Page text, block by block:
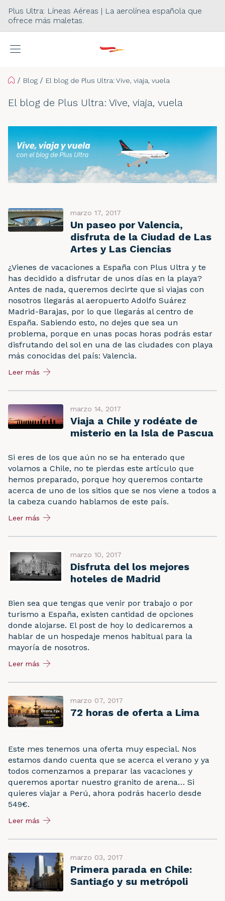
Plus Ultra: Líneas Aéreas | La aerolínea española que
ofrece más maletas.
Home
Blog El blog de Plus Ultra: Vive, viaja, vuela
El blog de Plus Ultra: Vive, viaja, vuela
marzo 17, 2017
Un paseo por Valencia,
disfruta de la Ciudad de Las
Artes y Las Ciencias
¿Vienes de vacaciones a España con Plus Ultra y te
has decidido a disfrutar de unos días en la playa?
Antes de nada, queremos decirte que si viajas con
nosotros llegarás al aeropuerto Adolfo Suárez
Madrid-Barajas, por lo que llegarás al centro de
España. Sabiendo esto, no dejes que sea un
problema, porque en unas pocas horas podrás estar
disfrutando del sol en una de las ciudades con playa
más conocidas del país: Valencia.
Leer más
marzo 14, 2017
Viaja a Chile y rodéate de
misterio en la Isla de Pascua
Si eres de los que aún no se ha enterado que
volamos a Chile, no te pierdas este artículo que
hemos preparado, porque hoy queremos contarte
acerca de uno de los sitios que se nos viene a todos a
la cabeza cuando hablamos de este país.
Leer más
marzo 10, 2017
Disfruta del los mejores
hoteles de Madrid
Bien sea que tengas que venir por trabajo o por
turismo a España, existen cantidad de opciones
donde alojarse. El post de hoy lo dedicaremos a
hablar de un hospedaje menos habitual para la
mayoría de nosotros.
Leer más
marzo 07, 2017
72 horas de oferta a Lima
Este mes tenemos una oferta muy especial. Nos
estamos dando cuenta que se acerca el verano y ya
todos comenzamos a preparar las vacaciones y
queremos aportar nuestro granito de arena… Si
quieres viajar a Perú, ahora podrás hacerlo desde
549€.
Leer más
marzo 03, 2017
Primera parada en Chile:
Santiago y su metrópoli